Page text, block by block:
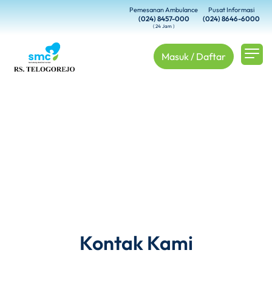
Pemesanan Ambulance
(024) 8457-000
( 24 Jam )
Pusat Informasi
(024) 8646-6000
Masuk / Daftar
Kontak Kami